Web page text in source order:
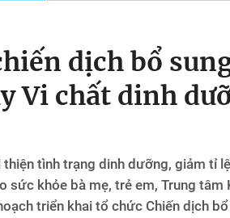
dịch bổ
Vi chất dinh
thiện tình trạng dinh dưỡng, giảm tỉ
sức khỏe bà mẹ, trẻ em, Trung tâm
triển khai tổ chức Chiến dịch